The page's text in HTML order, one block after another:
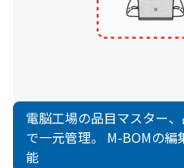
電脳工場の品目マスター
で一元管理。 M-BOMの
能